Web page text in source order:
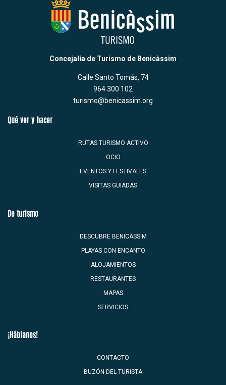
Concejalía de Turismo de Benicàssim
Calle Santo Tomás, 74
964 300 102
turismo@benicassim.org
Qué ver y hacer
RUTAS TURISMO ACTIVO
OCIO
EVENTOS Y FESTIVALES
VISITAS GUIADAS
De turismo
DESCUBRE BENICÀSSIM
PLAYAS CON ENCANTO
ALOJAMIENTOS
RESTAURANTES
MAPAS
SERVICIOS
¡Háblanos!
CONTACTO
BUZÓN DEL TURISTA